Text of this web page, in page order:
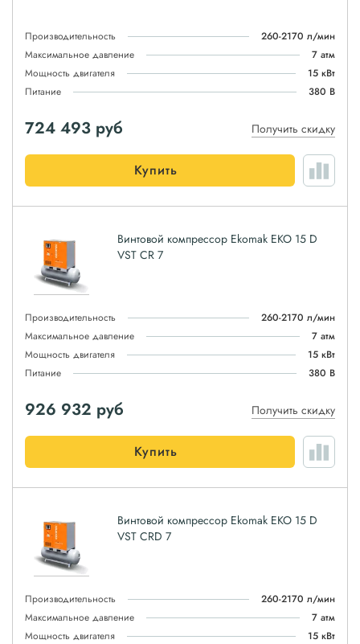
Производительность
260-2170 л/мин
Максимальное давление
7 атм
Мощность двигателя
15 кВт
Питание
380 В
724 493 руб Получить скидку
Купить
Винтовой компрессор Ekomak EKO 15 D
VST CR 7
Производительность
260-2170 л/мин
Максимальное давление
7 атм
Мощность двигателя
15 кВт
Питание
380 В
926 932 руб Получить скидку
Купить
Винтовой компрессор Ekomak EKO 15 D
VST CRD 7
Производительность
260-2170 л/мин
Максимальное давление
7 атм
Мощность двигателя
15 кВт